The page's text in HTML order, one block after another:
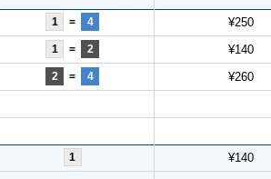
1 = 4 ¥250
1 = 2 ¥140
2 = 4 ¥260
1 ¥140